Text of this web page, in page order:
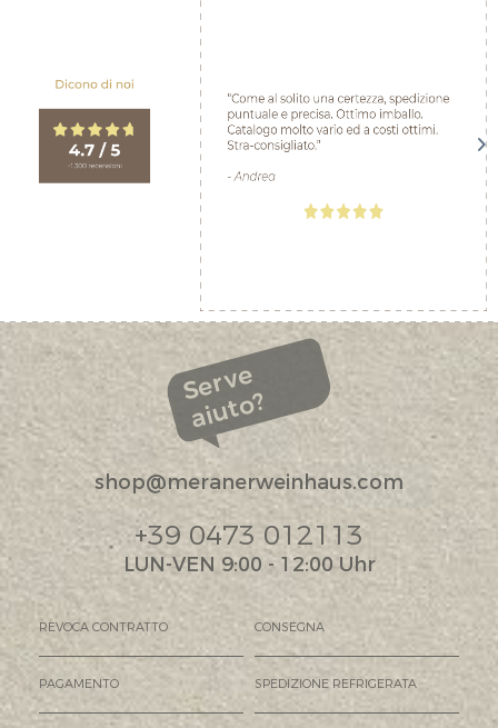
Serve
aiuto?
shop@meranerweinhaus.com
+39 0473 012113
LUN-VEN 9:00 - 12:00 Uhr
REVOCA CONTRATTO CONSEGNA
PAGAMENTO SPEDIZIONE REFRIGERATA